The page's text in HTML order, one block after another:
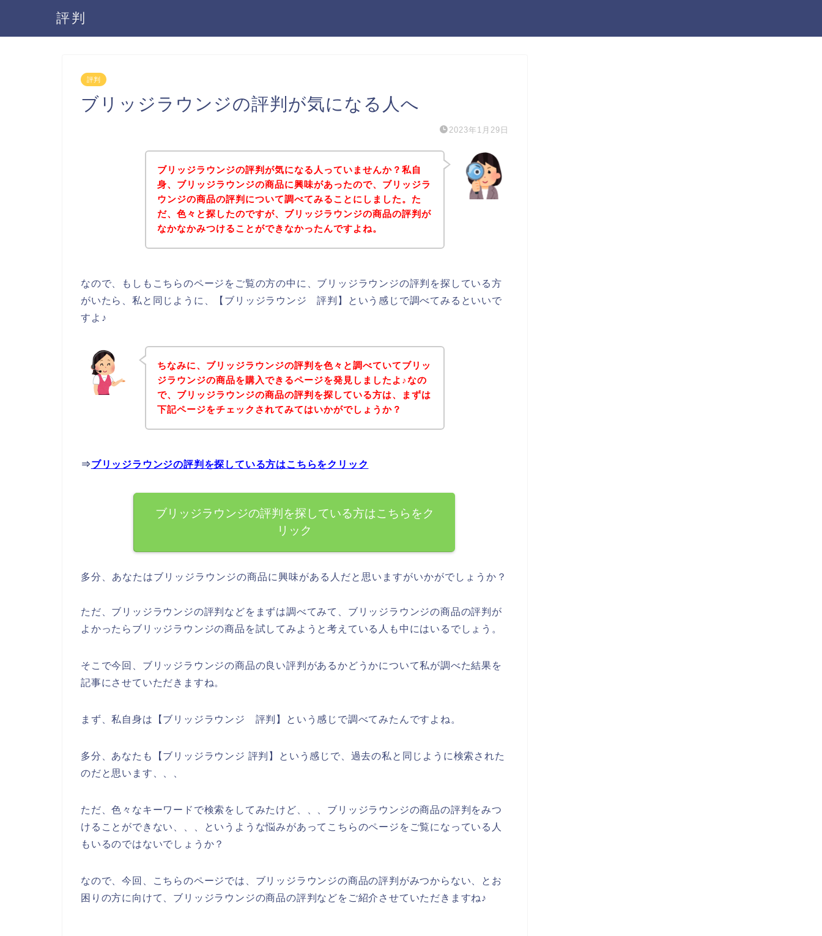
評判
評判
ブリッジラウンジの評判が気になる人へ
2023年1月29日
ブリッジラウンジの評判が気になる人っていませんか？私自
身、ブリッジラウンジの商品に興味があったので、ブリッジラ
ウンジの商品の評判について調べてみることにしました。た
だ、色々と探したのですが、ブリッジラウンジの商品の評判が
なかなかみつけることができなかったんですよね。
なので、もしもこちらのページをご覧の方の中に、ブリッジラウンジの評判を探している方
がいたら、私と同じように、【ブリッジラウンジ 評判】という感じで調べてみるといいで
すよ♪
ちなみに、ブリッジラウンジの評判を色々と調べていてブリッ
ジラウンジの商品を購入できるページを発見しましたよ♪なの
で、ブリッジラウンジの商品の評判を探している方は、まずは
下記ページをチェックされてみてはいかがでしょうか？
⇒ブリッジラウンジの評判を探している方はこちらをクリック
ブリッジラウンジの評判を探している方はこちらをク
リック
多分、あなたはブリッジラウンジの商品に興味がある人だと思いますがいかがでしょうか？
ただ、ブリッジラウンジの評判などをまずは調べてみて、ブリッジラウンジの商品の評判が
よかったらブリッジラウンジの商品を試してみようと考えている人も中にはいるでしょう。
そこで今回、ブリッジラウンジの商品の良い評判があるかどうかについて私が調べた結果を
記事にさせていただきますね。
まず、私自身は【ブリッジラウンジ 評判】という感じで調べてみたんですよね。
多分、あなたも【ブリッジラウンジ 評判】という感じで、過去の私と同じように検索された
のだと思います、、、
ただ、色々なキーワードで検索をしてみたけど、、、ブリッジラウンジの商品の評判をみつ
けることができない、、、というような悩みがあってこちらのページをご覧になっている人
もいるのではないでしょうか？
なので、今回、こちらのページでは、ブリッジラウンジの商品の評判がみつからない、とお
困りの方に向けて、ブリッジラウンジの商品の評判などをご紹介させていただきますね♪